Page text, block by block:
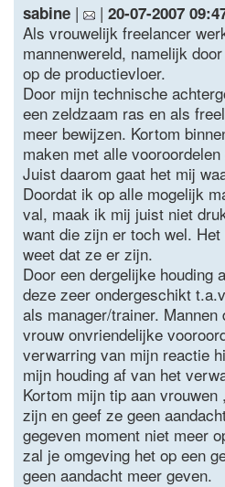
sabine | | 20-07-2007
Als vrouwelijk freelancer
mannenwereld, namelijk
op de productievloer.
Door mijn technische
een zeldzaam ras en als
meer bewijzen. Kortom
maken met alle
Juist daarom gaat het mij
Doordat ik op alle mogelijk
val, maak ik mij juist niet
want die zijn er toch wel.
weet dat ze er zijn.
Door een dergelijke houding
deze zeer ondergeschikt
als manager/trainer.
vrouw onvriendelijke
verwarring van mijn reactie
mijn houding af van het
Kortom mijn tip aan
zijn en geef ze geen
gegeven moment niet meer
zal je omgeving het op een
geen aandacht meer geven.